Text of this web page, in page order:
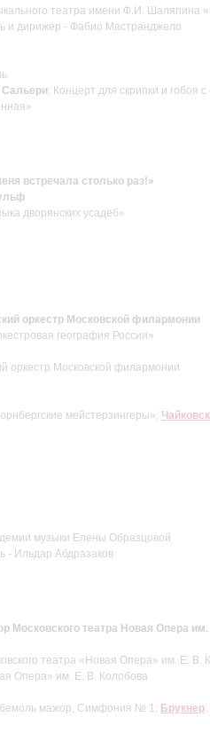
театра имени Ф.И. Шаляпина
и дирижер - Фабио Мастранджело
Сальери: Концерт для скрипки и гобоя
встречала столько раз!»
дворянских усадеб»
оркестр Московской филармонии
география России»
оркестр Московской филармонии
мейстерзингеры»;
музыки Елены Образцовой
- Ильдар Абдразаков
Московского театра Новая Опера
театра «Новая Опера» им. Е. В.
Опера» им. Е. В. Колобова
бемоль мажор, Симфония № 1; Брукнер